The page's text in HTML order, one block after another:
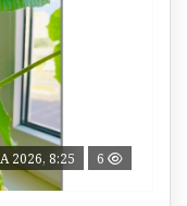
2026, 8:25 6